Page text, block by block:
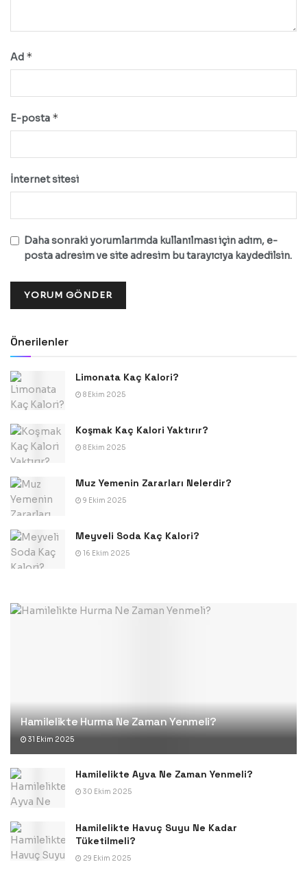
Ad *
E-posta *
İnternet sitesi
Daha sonraki yorumlarımda kullanılması için adım, e-
posta adresim ve site adresim bu tarayıcıya kaydedilsin.
Önerilenler
Limonata Kaç Kalori?
8 Ekim 2025
Koşmak Kaç Kalori Yaktırır?
8 Ekim 2025
Muz Yemenin Zararları Nelerdir?
9 Ekim 2025
Meyveli Soda Kaç Kalori?
16 Ekim 2025
Hamilelikte Hurma Ne Zaman Yenmeli?
31 Ekim 2025
Hamilelikte Ayva Ne Zaman Yenmeli?
30 Ekim 2025
Hamilelikte Havuç Suyu Ne Kadar
Tüketilmeli?
29 Ekim 2025